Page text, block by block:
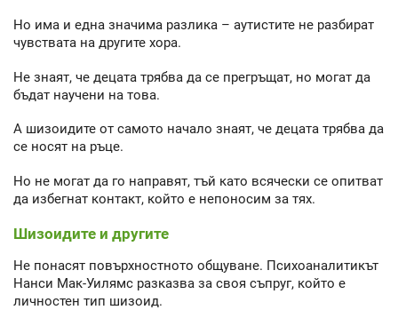
Но има и една значима разлика – аутистите не разбират
чувствата на другите хора.
Не знаят, че децата трябва да се прегръщат, но могат да
бъдат научени на това.
А шизоидите от самото начало знаят, че децата трябва да
се носят на ръце.
Но не могат да го направят, тъй като всячески се опитват
да избегнат контакт, който е непоносим за тях.
Шизоидите и другите
Не понасят повърхностното общуване. Психоаналитикът
Нанси Мак-Уилямс разказва за своя съпруг, който е
личностен тип шизоид.